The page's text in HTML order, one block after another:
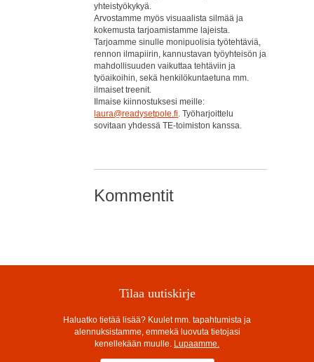
yhteistyökykyä.
Arvostamme myös visuaalista silmää ja
kokemusta tarjoamistamme lajeista.
Tarjoamme sinulle monipuolisia työtehtäviä,
rennon ilmapiirin, kannustavan työyhteisön ja
mahdollisuuden vaikuttaa tehtäviin ja
työaikoihin, sekä henkilökuntaetuna mm.
ilmaiset treenit.
Ilmaise kiinnostuksesi meille:
laura@readysetpole.fi . Työharjoittelu
sovitaan yhdessä TE-toimiston kanssa.
Kommentit
Tilaa uutiskirje
Haluatko tietää lisää? Kuulet mm. tapahtumista ja
alennuksistamme, emmekä luovuta tietojasi
kenellekään muulle. Lupaamme.